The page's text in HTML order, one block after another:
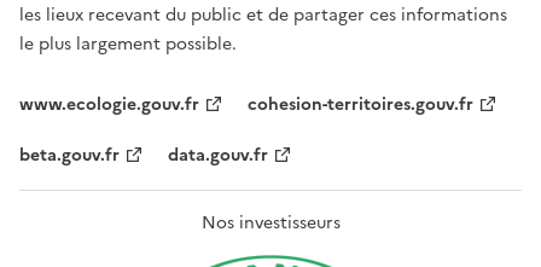
les lieux recevant du public et de partager ces informations
le plus largement possible.
www.ecologie.gouv.fr
cohesion-territoires.gouv.fr
beta.gouv.fr
data.gouv.fr
Nos investisseurs